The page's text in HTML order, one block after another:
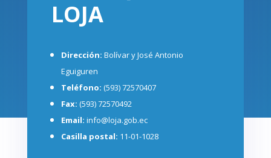
LOJA
Dirección: Bolívar y José Antonio
Eguiguren
Teléfono: (593) 72570407
Fax: (593) 72570492
Email: info@loja.gob.ec
Casilla postal: 11-01-1028